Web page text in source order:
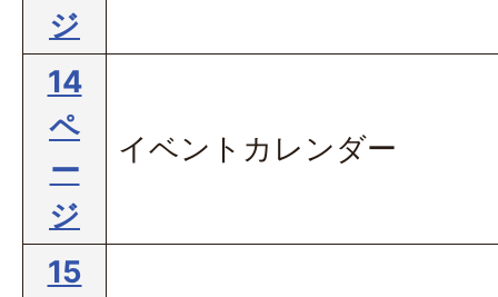
ジ
14
ペ
ー
ジ
イベントカレンダー
15